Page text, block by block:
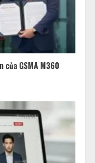
GSMA M360